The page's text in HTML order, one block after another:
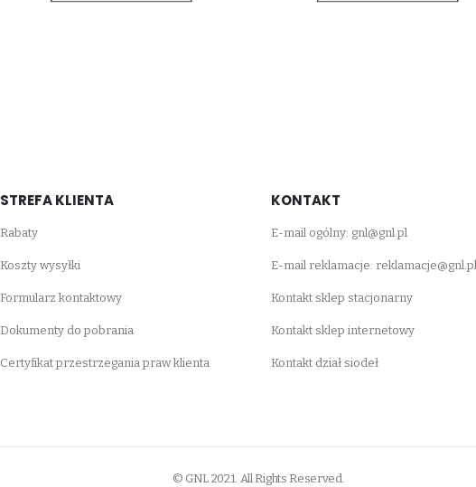
STREFA KLIENTA
Rabaty
Koszty wysyłki
Formularz kontaktowy
Dokumenty do pobrania
Certyfikat przestrzegania praw klienta
KONTAKT
E-mail ogólny: gnl@gnl.pl
E-mail reklamacje: reklamacje@gnl.pl
Kontakt sklep stacjonarny
Kontakt sklep internetowy
Kontakt dział siodeł
© GNL 2021. All Rights Reserved.